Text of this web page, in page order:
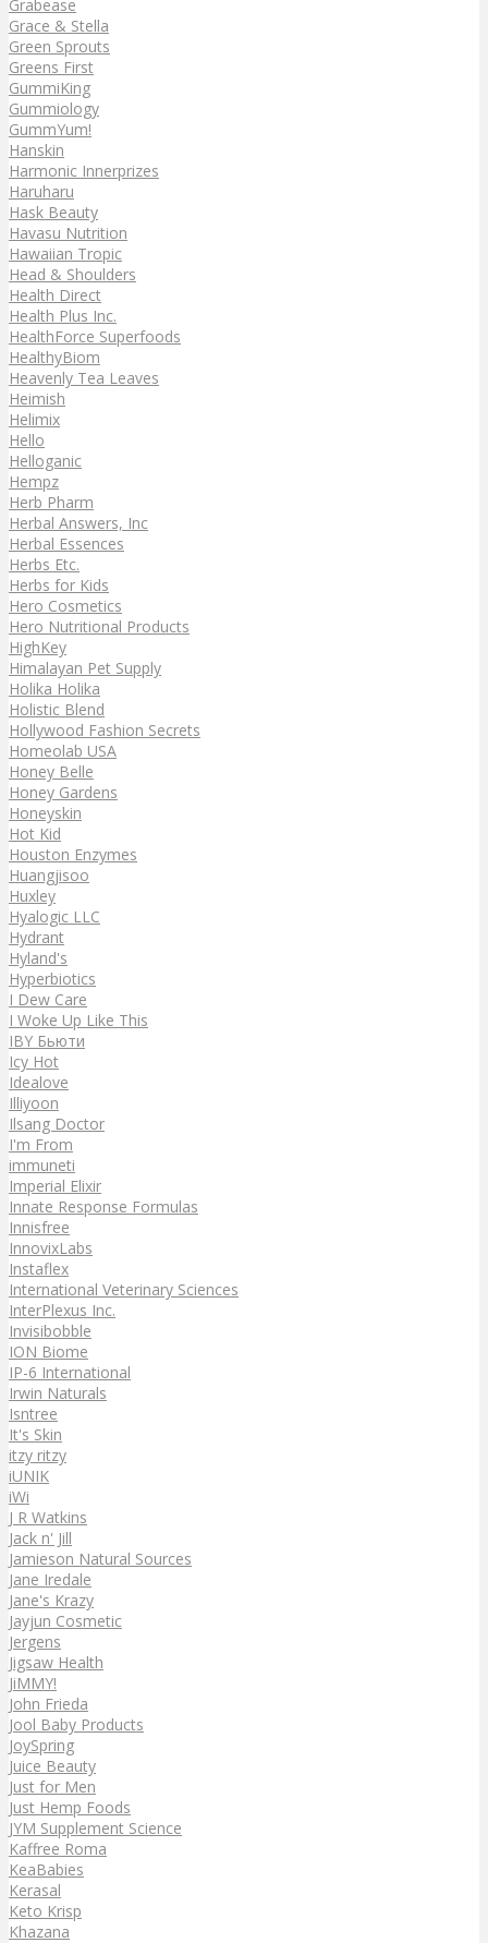
Grabease
Grace & Stella
Green Sprouts
Greens First
GummiKing
Gummiology
GummYum!
Hanskin
Harmonic Innerprizes
Haruharu
Hask Beauty
Havasu Nutrition
Hawaiian Tropic
Head & Shoulders
Health Direct
Health Plus Inc.
HealthForce Superfoods
HealthyBiom
Heavenly Tea Leaves
Heimish
Helimix
Hello
Helloganic
Hempz
Herb Pharm
Herbal Answers, Inc
Herbal Essences
Herbs Etc.
Herbs for Kids
Hero Cosmetics
Hero Nutritional Products
HighKey
Himalayan Pet Supply
Holika Holika
Holistic Blend
Hollywood Fashion Secrets
Homeolab USA
Honey Belle
Honey Gardens
Honeyskin
Hot Kid
Houston Enzymes
Huangjisoo
Huxley
Hyalogic LLC
Hydrant
Hyland's
Hyperbiotics
I Dew Care
I Woke Up Like This
IBY Бьюти
Icy Hot
Idealove
Illiyoon
Ilsang Doctor
I'm From
immuneti
Imperial Elixir
Innate Response Formulas
Innisfree
InnovixLabs
Instaflex
International Veterinary Sciences
InterPlexus Inc.
Invisibobble
ION Biome
IP-6 International
Irwin Naturals
Isntree
It's Skin
itzy ritzy
iUNIK
iWi
J R Watkins
Jack n' Jill
Jamieson Natural Sources
Jane Iredale
Jane's Krazy
Jayjun Cosmetic
Jergens
Jigsaw Health
JiMMY!
John Frieda
Jool Baby Products
JoySpring
Juice Beauty
Just for Men
Just Hemp Foods
JYM Supplement Science
Kaffree Roma
KeaBabies
Kerasal
Keto Krisp
Khazana